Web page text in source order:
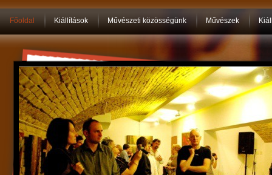
Főoldal Kiállítások Művészeti közösségünk Művészek